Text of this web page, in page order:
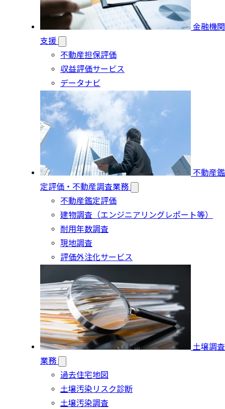
金融機関
支援
不動産担保評価
収益評価サービス
データナビ
不動産鑑
定評価・不動産調査業務
不動産鑑定評価
建物調査（エンジニアリングレポート等）
耐用年数調査
現地調査
評価外注化サービス
土壌調査
業務
過去住宅地図
土壌汚染リスク診断
土壌汚染調査